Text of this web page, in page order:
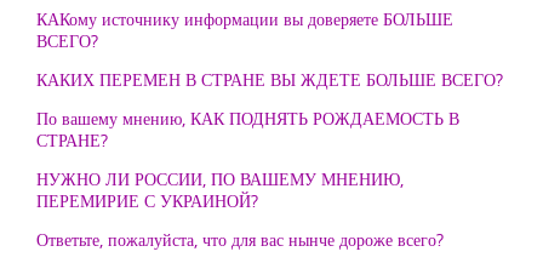
КАКому источнику информации вы доверяете БОЛЬШЕ
ВСЕГО?
КАКИХ ПЕРЕМЕН В СТРАНЕ ВЫ ЖДЕТЕ БОЛЬШЕ ВСЕГО?
По вашему мнению, КАК ПОДНЯТЬ РОЖДАЕМОСТЬ В
СТРАНЕ?
НУЖНО ЛИ РОССИИ, ПО ВАШЕМУ МНЕНИЮ,
ПЕРЕМИРИЕ С УКРАИНОЙ?
Ответьте, пожалуйста, что для вас нынче дороже всего?